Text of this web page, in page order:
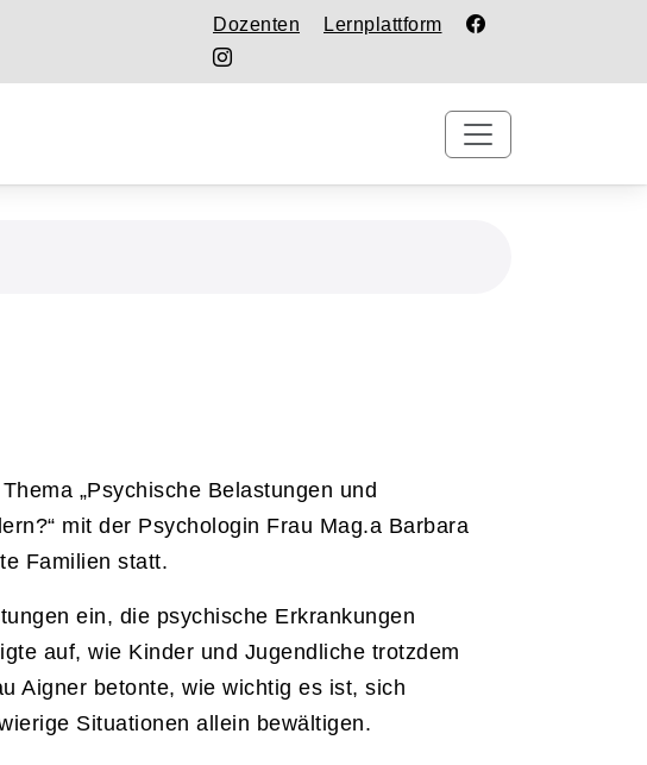
Dozenten Lernplattform
„Psychische Belastungen und
mit der Psychologin Frau Mag.a Barbara
Familien statt.
ein, die psychische Erkrankungen
auf, wie Kinder und Jugendliche trotzdem
Aigner betonte, wie wichtig es ist, sich
Situationen allein bewältigen.